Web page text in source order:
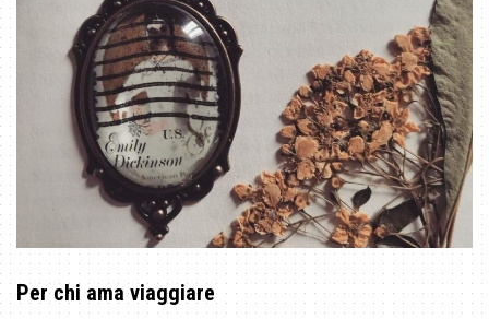
Per chi ama viaggiare